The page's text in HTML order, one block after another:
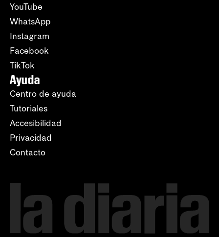
YouTube
WhatsApp
Instagram
Facebook
TikTok
Ayuda
Centro de ayuda
Tutoriales
Accesibilidad
Privacidad
Contacto